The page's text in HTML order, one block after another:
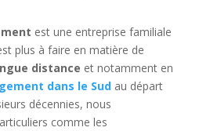
est une entreprise familiale
plus à faire en matière de
distance et notamment en
dans le Sudau départ
décennies, nous
comme les